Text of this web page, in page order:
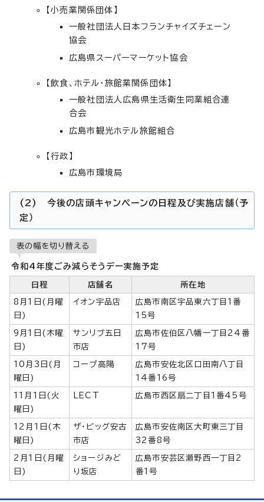
【小売業関係団体】
一般社団法人日本フランチャイズチェーン
協会
広島県スーパーマーケット協会
【飲食、ホテル・旅館業関係団体】
一般社団法人広島県生活衛生同業組合連
合会
広島市観光ホテル旅館組合
【行政】
広島市環境局
(2) 今後の店頭キャンペーンの日程及び実施店舗（予
定）
表の幅を切り替える
令和4年度ごみ減らそうデー実施予定
日程 店舗名 所在地
8月1日(月曜
日)
イオン宇品店
広島市南区宇品東六丁目1番
15号
9月1日(木曜
日)
サンリブ五日
市店
広島市佐伯区八幡一丁目24番
17号
10月3日(月
曜日)
コープ高陽
広島市安佐北区口田南八丁目
14番16号
11月1日(火
曜日)
LECT 広島市西区扇二丁目1番45号
12月1日(木
曜日)
ザ・ビッグ安古
市店
広島市安佐南区大町東三丁目
32番8号
2月1日(月曜
日)
ショージみど
り坂店
広島市安芸区瀬野西一丁目2
番1号